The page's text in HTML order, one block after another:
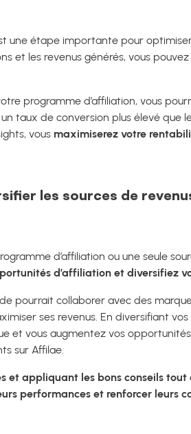
une étape importante pour
et les revenus générés, vous
programme d’affiliation, vous
taux de conversion plus élevé que
vous maximiserez votre
les sources de
d’affiliation ou une seule
d’affiliation et diversifiez
pourrait collaborer avec des
ses revenus. En diversifiant
et vous augmentez vos
sur Affilae.
et appliquant les bons conseils
performances et renforcer leurs